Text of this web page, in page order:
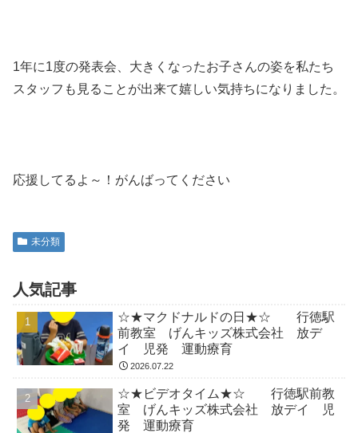
1年に1度の発表会、大きくなったお子さんの姿を私たち
スタッフも見ることが出来て嬉しい気持ちになりました。
応援してるよ～！がんばってください
未分類
人気記事
☆★マクドナルドの日★☆ 行徳駅
前教室 げんキッズ株式会社 放デ
イ 児発 運動療育
2026.07.22
☆★ビデオタイム★☆ 行徳駅前教
室 げんキッズ株式会社 放デイ 児
発 運動療育